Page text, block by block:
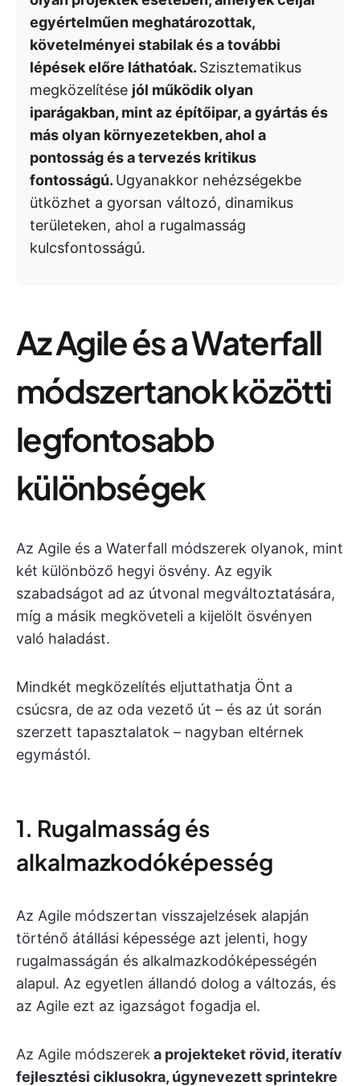
egyértelműen meghatározottak,
követelményei stabilak és a további
lépések előre láthatóak. Szisztematikus
megközelítése jól működik olyan
iparágakban, mint az építőipar, a gyártás és
más olyan környezetekben, ahol a
pontosság és a tervezés kritikus
fontosságú. Ugyanakkor nehézségekbe
ütközhet a gyorsan változó, dinamikus
területeken, ahol a rugalmasság
kulcsfontosságú.
Az Agile és a Waterfall
módszertanok közötti
legfontosabb
különbségek
Az Agile és a Waterfall módszerek olyanok, mint
két különböző hegyi ösvény. Az egyik
szabadságot ad az útvonal megváltoztatására,
míg a másik megköveteli a kijelölt ösvényen
való haladást.
Mindkét megközelítés eljuttathatja Önt a
csúcsra, de az oda vezető út – és az út során
szerzett tapasztalatok – nagyban eltérnek
egymástól.
1. Rugalmasság és
alkalmazkodóképesség
Az Agile módszertan visszajelzések alapján
történő átállási képessége azt jelenti, hogy
rugalmasságán és alkalmazkodóképességén
alapul. Az egyetlen állandó dolog a változás, és
az Agile ezt az igazságot fogadja el.
Az Agile módszerek a projekteket rövid, iteratív
fejlesztési ciklusokra, úgynevezett sprintekre